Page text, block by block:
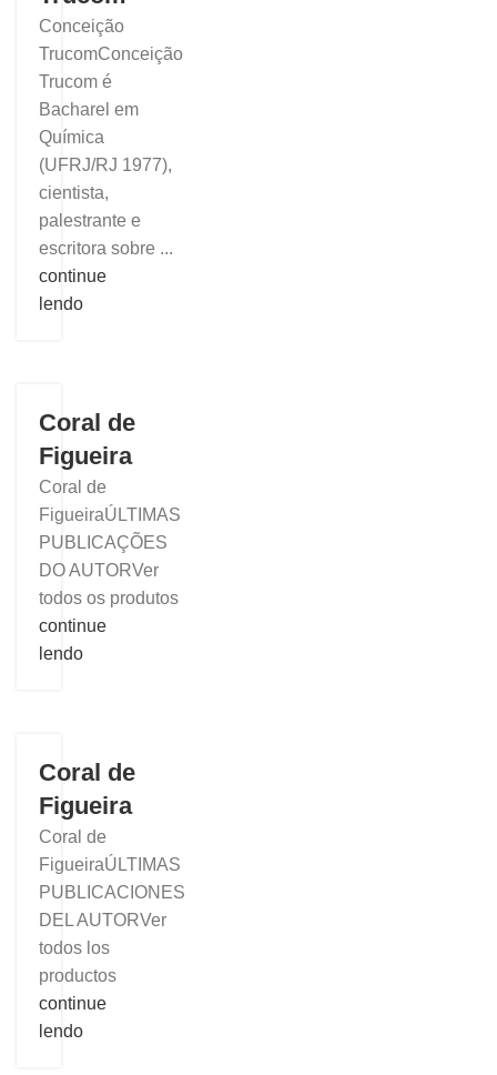
Conceição
TrucomConceição
Trucom é
Bacharel em
Química
(UFRJ/RJ 1977),
cientista,
palestrante e
escritora sobre ...
continue
lendo
Coral de
Figueira
Coral de
FigueiraÚLTIMAS
PUBLICAÇÕES
DO AUTORVer
todos os produtos
continue
lendo
Coral de
Figueira
Coral de
FigueiraÚLTIMAS
PUBLICACIONES
DEL AUTORVer
todos los
productos
continue
lendo